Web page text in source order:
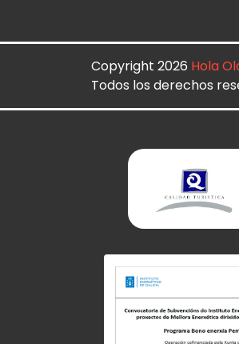
Copyright 2026 Hola
Todos los derechos